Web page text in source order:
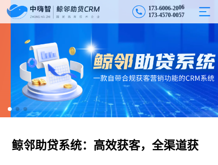
173-6006-2006
173-4570-0057
鲸邻助贷系统：高效获客，全渠道获